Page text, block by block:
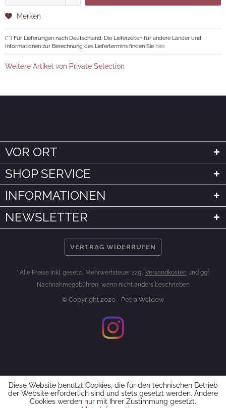
Merken
(**) Für Lieferungen nach Deutschland. Die Lieferzeiten für andere Länder und
Informationen zur Berechnung des Liefertermins finden Sie hier.
Weitere Artikel von Private Selection
VOR ORT
SHOP SERVICE
INFORMATIONEN
NEWSLETTER
VERTRAG WIDERRUFEN
* Alle Preise inkl. gesetzl. Mehrwertsteuer zzgl. Versandkosten und ggf.
Nachnahmegebühren, wenn nicht anders beschrieben
© Copyright 2020 - Petra Waldow
Diese Website benutzt Cookies, die für den technischen Betrieb
der Website erforderlich sind und stets gesetzt werden. Andere
Cookies werden nur mit Ihrer Zustimmung gesetzt.